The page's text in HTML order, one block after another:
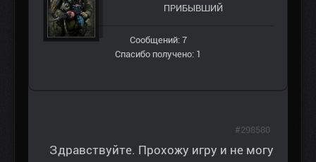
ПРИБЫВШИЙ
Сообщений: 7
Спасибо получено: 1
Здравствуйте. Прохожу игру и не могу
#298580